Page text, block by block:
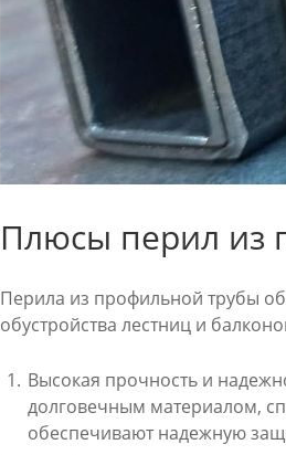
Плюсы перил из
Перила из профильной трубы
обустройства лестниц и
Высокая прочность и
долговечным материалом,
обеспечивают надежную